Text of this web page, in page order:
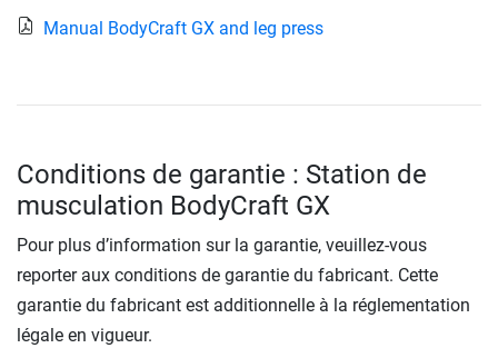
Manual BodyCraft GX and leg press
Conditions de garantie : Station de
musculation BodyCraft GX
Pour plus d’information sur la garantie, veuillez-vous
reporter aux conditions de garantie du fabricant. Cette
garantie du fabricant est additionnelle à la réglementation
légale en vigueur.